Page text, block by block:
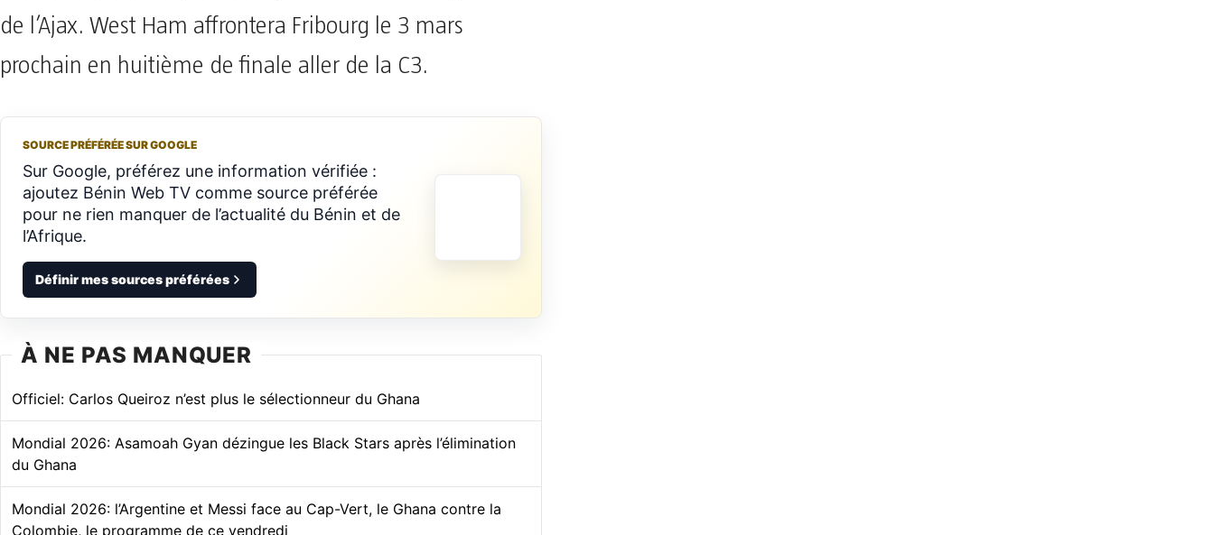
de l’Ajax. West Ham affrontera Fribourg le 3 mars
prochain en huitième de finale aller de la C3.
SOURCE PRÉFÉRÉE SUR GOOGLE
Sur Google, préférez une information vérifiée :
ajoutez Bénin Web TV comme source préférée
pour ne rien manquer de l’actualité du Bénin et de
l’Afrique.
Définir mes sources préférées
À NE PAS MANQUER
Officiel: Carlos Queiroz n’est plus le sélectionneur du Ghana
Mondial 2026: Asamoah Gyan dézingue les Black Stars après l’élimination
du Ghana
Mondial 2026: l’Argentine et Messi face au Cap-Vert, le Ghana contre la
Colombie, le programme de ce vendredi